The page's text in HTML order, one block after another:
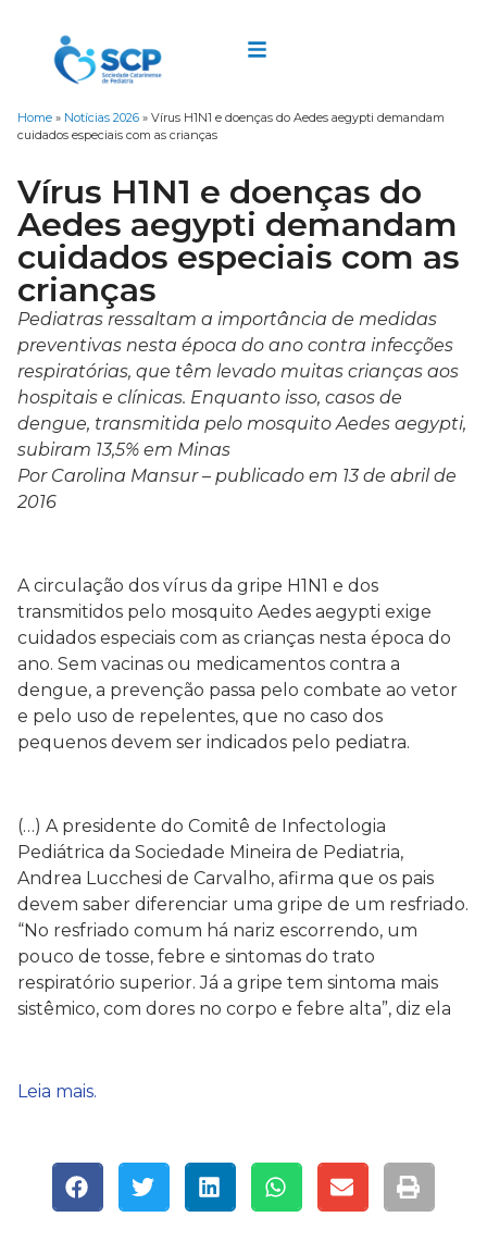
Home » Notícias 2026 » Vírus H1N1 e doenças do Aedes aegypti demandam
cuidados especiais com as crianças
Vírus H1N1 e doenças do
Aedes aegypti demandam
cuidados especiais com as
crianças
Pediatras ressaltam a importância de medidas
preventivas nesta época do ano contra infecções
respiratórias, que têm levado muitas crianças aos
hospitais e clínicas. Enquanto isso, casos de
dengue, transmitida pelo mosquito Aedes aegypti,
subiram 13,5% em Minas
Por Carolina Mansur – publicado em 13 de abril de
2016
A circulação dos vírus da gripe H1N1 e dos
transmitidos pelo mosquito Aedes aegypti exige
cuidados especiais com as crianças nesta época do
ano. Sem vacinas ou medicamentos contra a
dengue, a prevenção passa pelo combate ao vetor
e pelo uso de repelentes, que no caso dos
pequenos devem ser indicados pelo pediatra.
(…) A presidente do Comitê de Infectologia
Pediátrica da Sociedade Mineira de Pediatria,
Andrea Lucchesi de Carvalho, afirma que os pais
devem saber diferenciar uma gripe de um resfriado.
“No resfriado comum há nariz escorrendo, um
pouco de tosse, febre e sintomas do trato
respiratório superior. Já a gripe tem sintoma mais
sistêmico, com dores no corpo e febre alta”, diz ela
Leia mais.